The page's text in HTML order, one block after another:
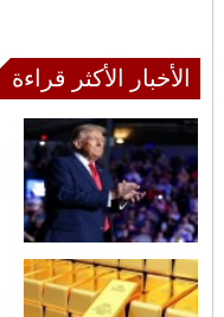
الأخبار الأكثر قراءة